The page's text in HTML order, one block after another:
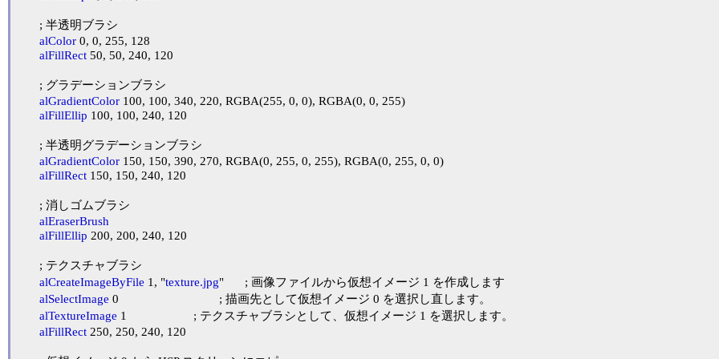
alColor 0, 0, 255, 128
alFillRect 50, 50, 240, 120
alGradientColor 100, 100, 340, 220, RGBA(255, 0, 0), RGBA(0, 0, 255)
alFillEllip 100, 100, 240, 120
alGradientColor 150, 150, 390, 270, RGBA(0, 255, 0, 255), RGBA(0, 255, 0, 0)
alFillRect 150, 150, 240, 120
alEraserBrush
alFillEllip 200, 200, 240, 120
alCreateImageByFile 1, "texture.jpg"	; 画像ファイルから仮想イメージ 1 を作成します
alSelectImage 0				; 描画先として仮想イメージ 0 を選択し直します。
alTextureImage 1			; テクスチャブラシとして、仮想イメージ 1 を選択します。
alFillRect 250, 250, 240, 120